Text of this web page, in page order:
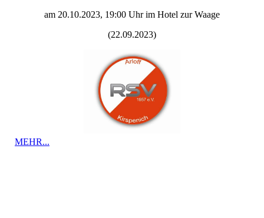
am 20.10.2023, 19:00 Uhr im Hotel zur Waage
(22.09.2023)
MEHR...